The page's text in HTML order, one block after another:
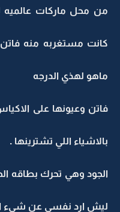
من محل ماركات عالميه
كانت مستغربه منه
ماهو لهذي الدرجه
فاتن وعيونها على
بالاشياء اللي تشترينها .
الجود وهي تحرك بطاقه
ليش ارد نفسي عن شيء